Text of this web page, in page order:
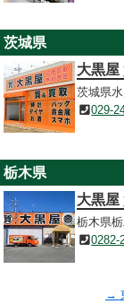
茨城県
大黒屋
茨城県
029-
栃木県
大黒屋
栃木県
0282-
→